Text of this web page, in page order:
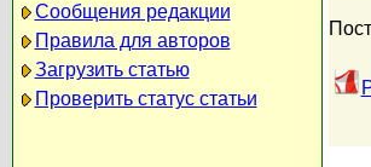
Сообщения редакции
Правила для авторов
Загрузить статью
Проверить статус статьи